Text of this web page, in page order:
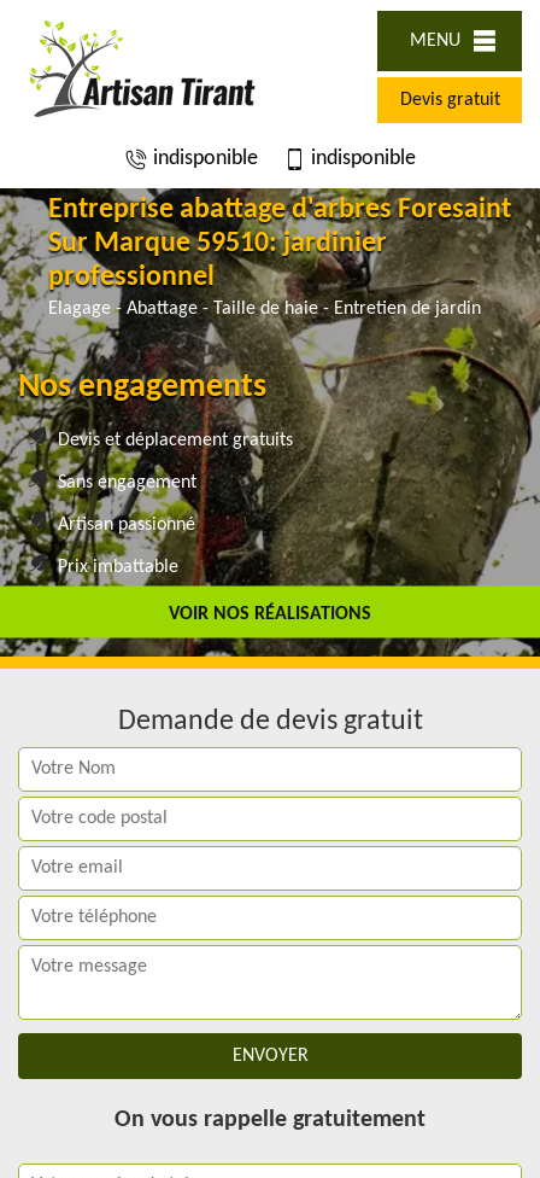
MENU
Devis gratuit
indisponible indisponible
Entreprise abattage d'arbres Foresaint
Sur Marque 59510: jardinier
professionnel
Elagage - Abattage - Taille de haie - Entretien de jardin
VOIR NOS RÉALISATIONS
Nos engagements
Devis et déplacement gratuits
Sans engagement
Artisan passionné
Prix imbattable
Travail de qualité
Demande de devis gratuit
On vous rappelle gratuitement